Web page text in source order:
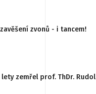
zvonů - i tancem!
zemřel prof. ThDr.